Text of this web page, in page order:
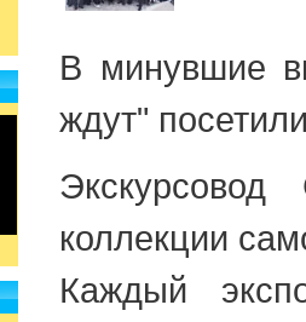
В минувшие
ждут"
коллекции
Каждый